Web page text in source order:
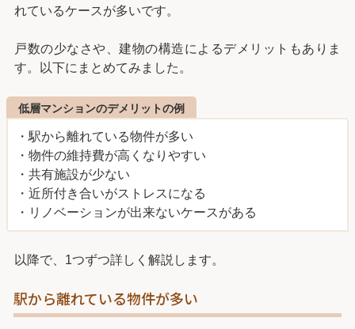
れているケースが多いです。
戸数の少なさや、建物の構造によるデメリットもありま
す。以下にまとめてみました。
低層マンションのデメリットの例
・駅から離れている物件が多い
・物件の維持費が高くなりやすい
・共有施設が少ない
・近所付き合いがストレスになる
・リノベーションが出来ないケースがある
以降で、1つずつ詳しく解説します。
駅から離れている物件が多い